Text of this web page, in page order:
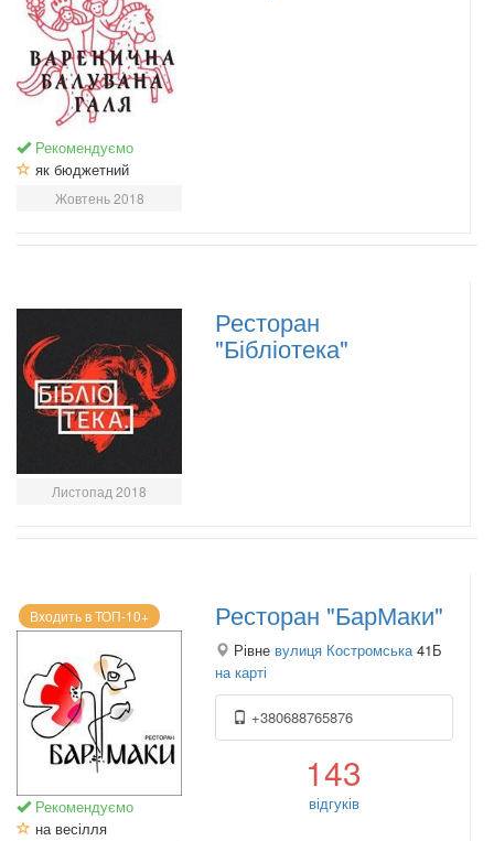
Рекомендуємо
як бюджетний
Жовтень 2018
Листопад 2018
Ресторан
"Бібліотека"
Входить в ТОП-10+
Рекомендуємо
на весілля
Ресторан "БарМаки"
Рівне вулиця Костромська41Б
на карті
+380688765876
143
відгуків